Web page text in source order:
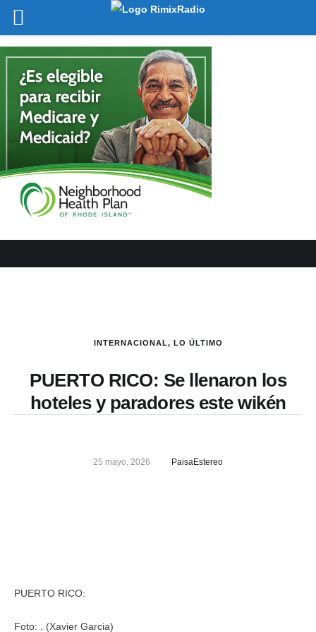
INTERNACIONAL, LO ÚLTIMO
PUERTO RICO: Se llenaron los
hoteles y paradores este wikén
25 mayo, 2026 PaisaEstereo
PUERTO RICO:
Foto: . (Xavier Garcia)